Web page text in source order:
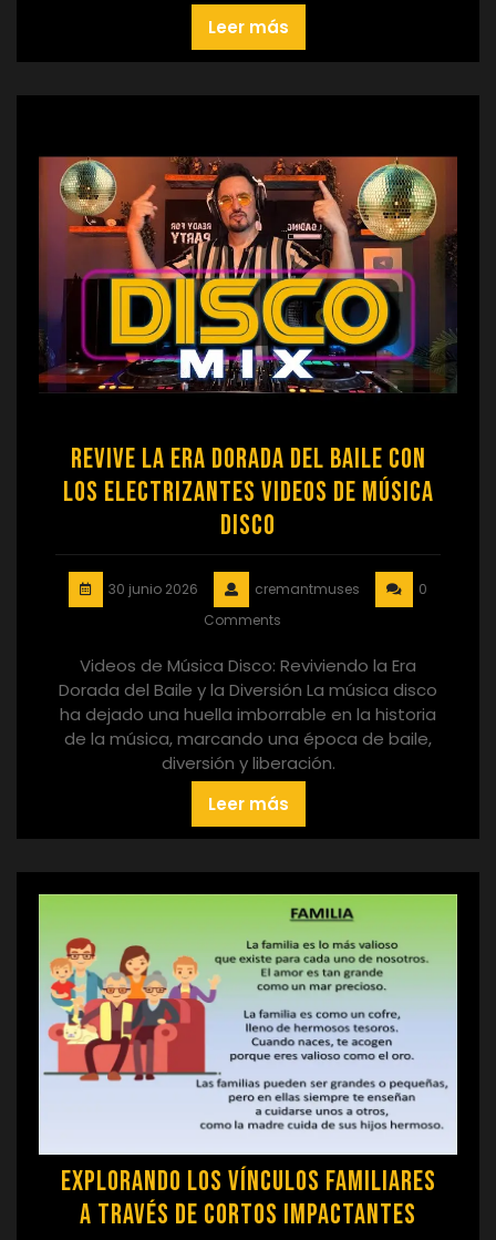
Leer más
Revive la Era Dorada del Baile con
los Electrizantes Videos de Música
Disco
30 junio 2026 cremantmuses
0
Comments
Videos de Música Disco: Reviviendo la Era
Dorada del Baile y la Diversión La música disco
ha dejado una huella imborrable en la historia
de la música, marcando una época de baile,
diversión y liberación.
Leer más
Explorando los Vínculos Familiares
a Través de Cortos Impactantes